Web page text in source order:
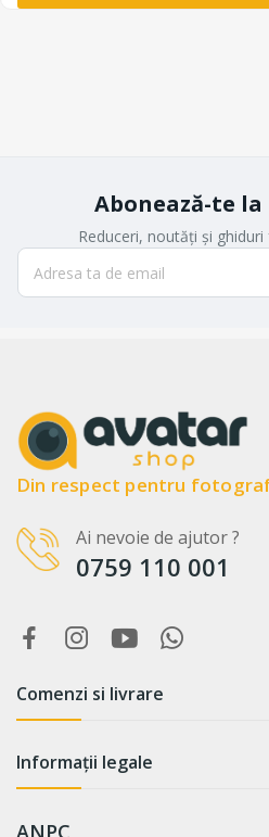
Abonează-te
Reduceri, noutăți și
Din respect pentru
Ai nevoie de ajutor ?
0759 110 001
Comenzi si livrare
Informații legale